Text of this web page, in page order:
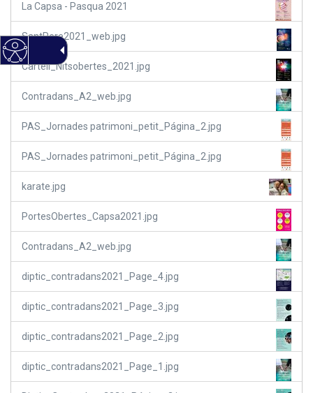
La Capsa - Pasqua 2021
SantPere2021_web.jpg
Cartell_Nitsobertes_2021.jpg
Contradans_A2_web.jpg
PAS_Jornades patrimoni_petit_Página_2.jpg
PAS_Jornades patrimoni_petit_Página_2.jpg
karate.jpg
PortesObertes_Capsa2021.jpg
Contradans_A2_web.jpg
diptic_contradans2021_Page_4.jpg
diptic_contradans2021_Page_3.jpg
diptic_contradans2021_Page_2.jpg
diptic_contradans2021_Page_1.jpg